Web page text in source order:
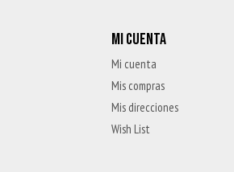
MI CUENTA
Mi cuenta
Mis compras
Mis direcciones
Wish List